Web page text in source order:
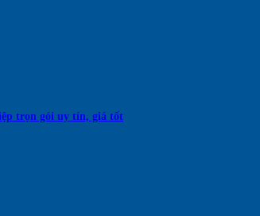
trọn gói uy tín, giá tốt